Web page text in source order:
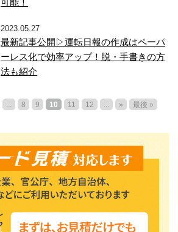
可能！
2023.05.27
最新記事公開▷運転日報の作成はペーパ
ーレス化で効率アップ！脱・手書きの方
法も紹介
8 9 10 11 12 » 最後 »